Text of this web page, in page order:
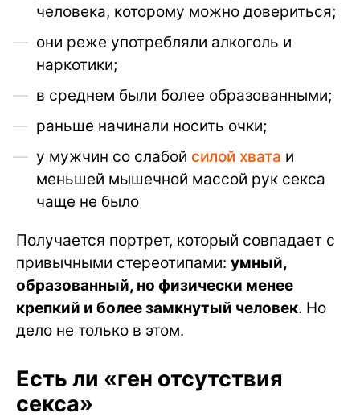
человека, которому можно довериться;
они реже употребляли алкоголь и
наркотики;
в среднем были более образованными;
раньше начинали носить очки;
у мужчин со слабой силой хвата и
меньшей мышечной массой рук секса
чаще не было
Получается портрет, который совпадает с
привычными стереотипами: умный,
образованный, но физически менее
крепкий и более замкнутый человек. Но
дело не только в этом.
Есть ли «ген отсутствия
секса»